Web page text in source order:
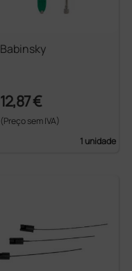
Babinsky
12,87 €
(Preço sem IVA)
1 unidade